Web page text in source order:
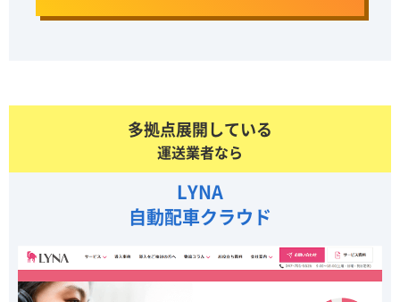
多拠点展開している
運送業者なら
LYNA
自動配車クラウド